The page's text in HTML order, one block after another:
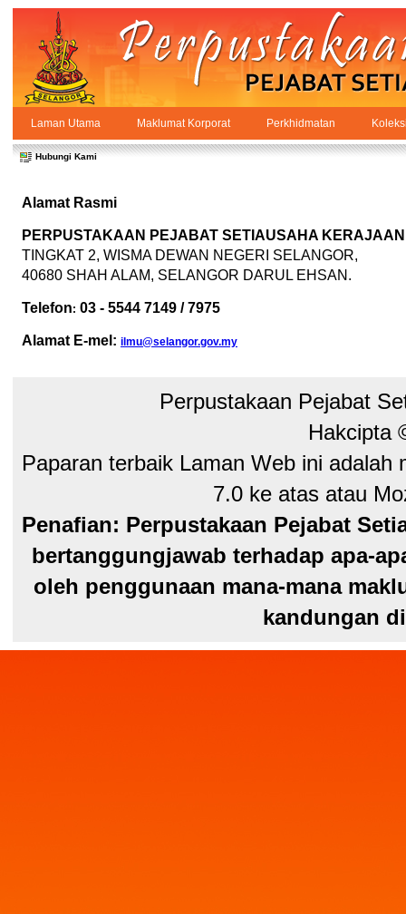
Skip to Content
PPSUKSEL
Hubungi
Laman Utama Maklumat Korporat Perkhidmatan
Hubungi Kami
Alamat Rasmi
PERPUSTAKAAN PEJABAT SETIAUSAHA
TINGKAT 2, WISMA DEWAN NEGERI SELANGOR,
40680 SHAH ALAM, SELANGOR DARUL EHSAN.
Telefon: 03 - 5544 7149 / 7975
Alamat E-mel: ilmu@selangor.gov.my
Perpustakaan Pejabat
Hakcipta
Paparan terbaik Laman Web ini
7.0 ke atas atau
Penafian: Perpustakaan Pejabat
bertanggungjawab terhadap apa-
oleh penggunaan mana-mana
kandungan